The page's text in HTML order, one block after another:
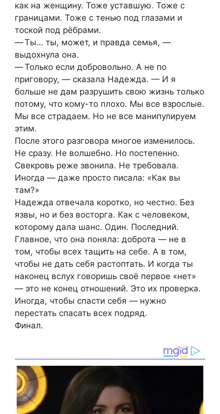
как на женщину. Тоже уставшую. Тоже с
границами. Тоже с тенью под глазами и
тоской под рёбрами.
— Ты… ты, может, и правда семья, —
выдохнула она.
— Только если добровольно. А не по
приговору, — сказала Надежда. — И я
больше не дам разрушить свою жизнь только
потому, что кому-то плохо. Мы все взрослые.
Мы все страдаем. Но не все манипулируем
этим.
После этого разговора многое изменилось.
Не сразу. Не волшебно. Но постепенно.
Свекровь реже звонила. Не требовала.
Иногда — даже просто писала: «Как вы
там?»
Надежда отвечала коротко, но честно. Без
язвы, но и без восторга. Как с человеком,
которому дала шанс. Один. Последний.
Главное, что она поняла: доброта — не в
том, чтобы всех тащить на себе. А в том,
чтобы не дать себя растоптать. И когда ты
наконец вслух говоришь своё первое «нет»
— это не конец отношений. Это их проверка.
Иногда, чтобы спасти себя — нужно
перестать спасать всех подряд.
Финал.